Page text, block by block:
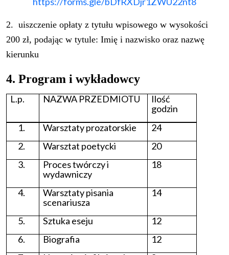
2. uiszczenie opłaty z tytułu wpisowego w wysokości
200 zł, podając w tytule: Imię i nazwisko oraz nazwę
kierunku
4. Program i wykładowcy
L.p. NAZWA PRZEDMIOTU
Ilość
godzin
Warsztaty prozatorskie
24
Warsztat poetycki
20
Proces twórczy i
wydawniczy
18
Warsztaty pisania
scenariusza
14
Sztuka eseju
12
Biografia
12